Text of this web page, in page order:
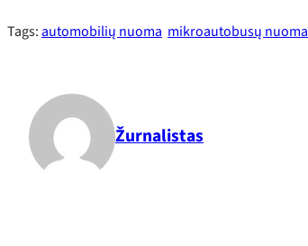
Tags:automobilių nuoma mikroautobusų nuoma
Žurnalistas